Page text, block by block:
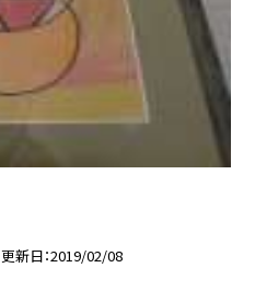
更新日 2019/02/08